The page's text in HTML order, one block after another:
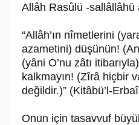
Allâh Rasûlü -sallâllâhü
“Allâh’ın nîmetlerini
azametini) düşünün!
(yâni O’nu zâtı
kalkmayın! (Zîrâ hiçbir
değildir.)” (Kitâbü’l-
Onun için tasavvuf